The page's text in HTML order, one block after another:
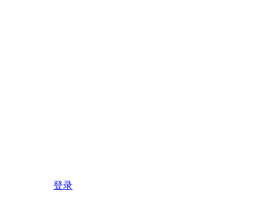
登录